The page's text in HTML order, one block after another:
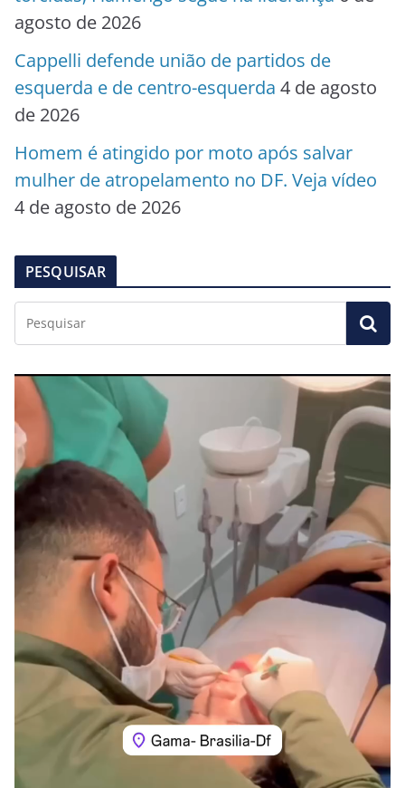
agosto de 2026
Cappelli defende união de partidos de
esquerda e de centro-esquerda 4 de agosto
de 2026
Homem é atingido por moto após salvar
mulher de atropelamento no DF. Veja vídeo
4 de agosto de 2026
PESQUISAR